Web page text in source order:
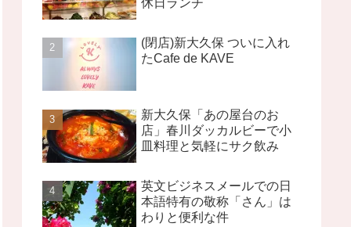
休日ランチ
(閉店)新大久保 ついに入れ
たCafe de KAVE
新大久保「あの屋台のお
店」春川ダッカルビーで小
皿料理と気軽にサク飲み
英文ビジネスメールでの日
本語特有の敬称「さん」は
わりと便利な件